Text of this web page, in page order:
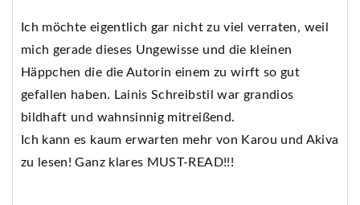
Ich möchte eigentlich gar nicht zu viel verraten, weil
mich gerade dieses Ungewisse und die kleinen
Häppchen die die Autorin einem zu wirft so gut
gefallen haben. Lainis Schreibstil war grandios
bildhaft und wahnsinnig mitreißend.
Ich kann es kaum erwarten mehr von Karou und Akiva
zu lesen! Ganz klares MUST-READ!!!